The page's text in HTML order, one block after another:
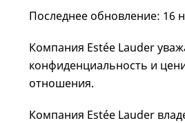
Последнее обновление: 16
Компания Estée Lauder
конфиденциальность и
отношения.
Компания Estée Lauder